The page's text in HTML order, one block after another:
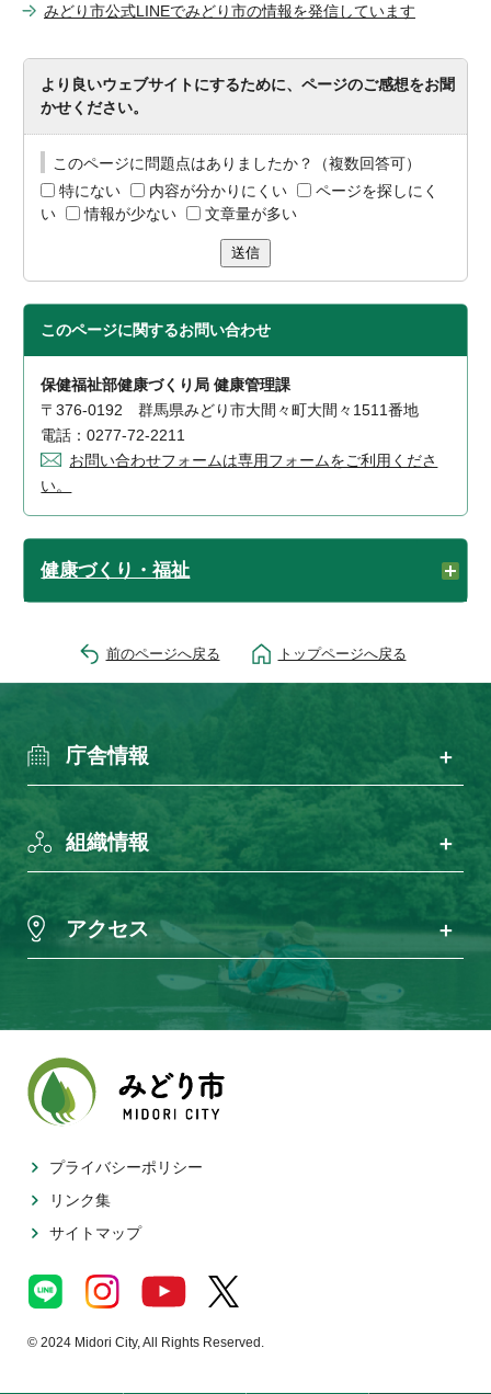
みどり市公式LINEでみどり市の情報を発信しています
より良いウェブサイトにするために、ページのご感想をお聞
かせください。
このページに問題点はありましたか？（複数回答可）
特にない
内容が分かりにくい
ページを探しにく
い
情報が少ない 文章量が多い
送信
このページに関するお問い合わせ
保健福祉部健康づくり局 健康管理課
〒376-0192 群馬県みどり市大間々町大間々1511番地
電話：0277-72-2211
お問い合わせフォームは専用フォームをご利用くださ
い。
健康づくり・福祉
前のページへ戻る トップページへ戻る
庁舎情報
組織情報
アクセス
プライバシーポリシー
リンク集
サイトマップ
© 2024 Midori City, All Rights Reserved.